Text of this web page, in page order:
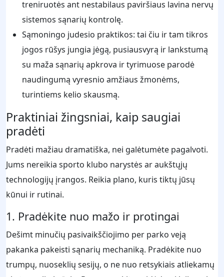
treniruotės ant nestabilaus paviršiaus lavina nervų
sistemos sąnarių kontrolę.
Sąmoningo judesio praktikos: tai čiu ir tam tikros
jogos rūšys jungia jėgą, pusiausvyrą ir lankstumą
su maža sąnarių apkrova ir tyrimuose parodė
naudingumą vyresnio amžiaus žmonėms,
turintiems kelio skausmą.
Praktiniai žingsniai, kaip saugiai
pradėti
Pradėti mažiau dramatiška, nei galėtumėte pagalvoti.
Jums nereikia sporto klubo narystės ar aukštųjų
technologijų įrangos. Reikia plano, kuris tiktų jūsų
kūnui ir rutinai.
1. Pradėkite nuo mažo ir protingai
Dešimt minučių pasivaikščiojimo per parko veją
pakanka pakeisti sąnarių mechaniką. Pradėkite nuo
trumpų, nuoseklių sesijų, o ne nuo retsykiais atliekamų